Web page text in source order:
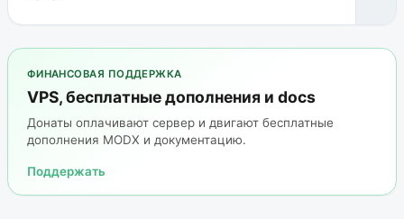
ФИНАНСОВАЯ ПОДДЕРЖКА
VPS, бесплатные дополнения и docs
Донаты оплачивают сервер и двигают бесплатные
дополнения MODX и документацию.
Поддержать